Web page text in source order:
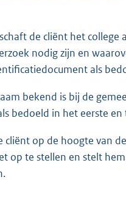
de cliënt het
nodig zijn en
als
bekend is bij de
bedoeld in het eerste
cliënt op de hoogte van
op te stellen en stelt